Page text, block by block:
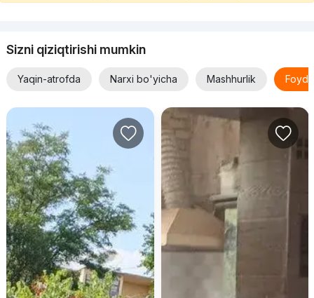
Sizni qiziqtirishi mumkin
Yaqin-atrofda Narxi bo'yicha Mashhurlik